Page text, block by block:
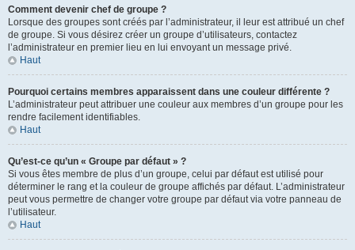
Comment devenir chef de groupe ?
Lorsque des groupes sont créés par l’administrateur, il leur est attribué un chef
de groupe. Si vous désirez créer un groupe d’utilisateurs, contactez
l’administrateur en premier lieu en lui envoyant un message privé.
Haut
Pourquoi certains membres apparaissent dans une couleur différente ?
L’administrateur peut attribuer une couleur aux membres d’un groupe pour les
rendre facilement identifiables.
Haut
Qu’est-ce qu’un « Groupe par défaut » ?
Si vous êtes membre de plus d’un groupe, celui par défaut est utilisé pour
déterminer le rang et la couleur de groupe affichés par défaut. L’administrateur
peut vous permettre de changer votre groupe par défaut via votre panneau de
l’utilisateur.
Haut